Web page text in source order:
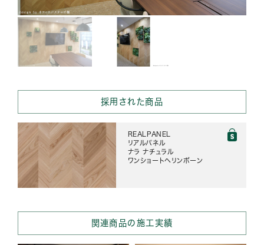
採用された商品
REALPANEL
リアルパネル
ナラ ナチュラル
ワンショートヘリンボーン
関連商品の施工実績